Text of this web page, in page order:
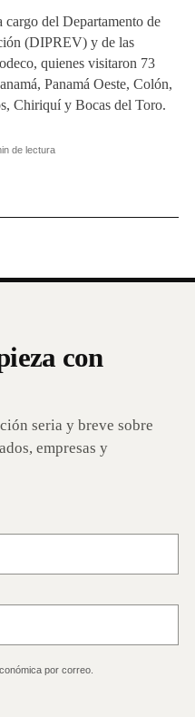
cargo del Departamento de
(DIPREV) y de las
quienes visitaron 73
Panamá Oeste, Colón,
Chiriquí y Bocas del Toro.
de lectura
con
seria y breve sobre
empresas y
por correo.